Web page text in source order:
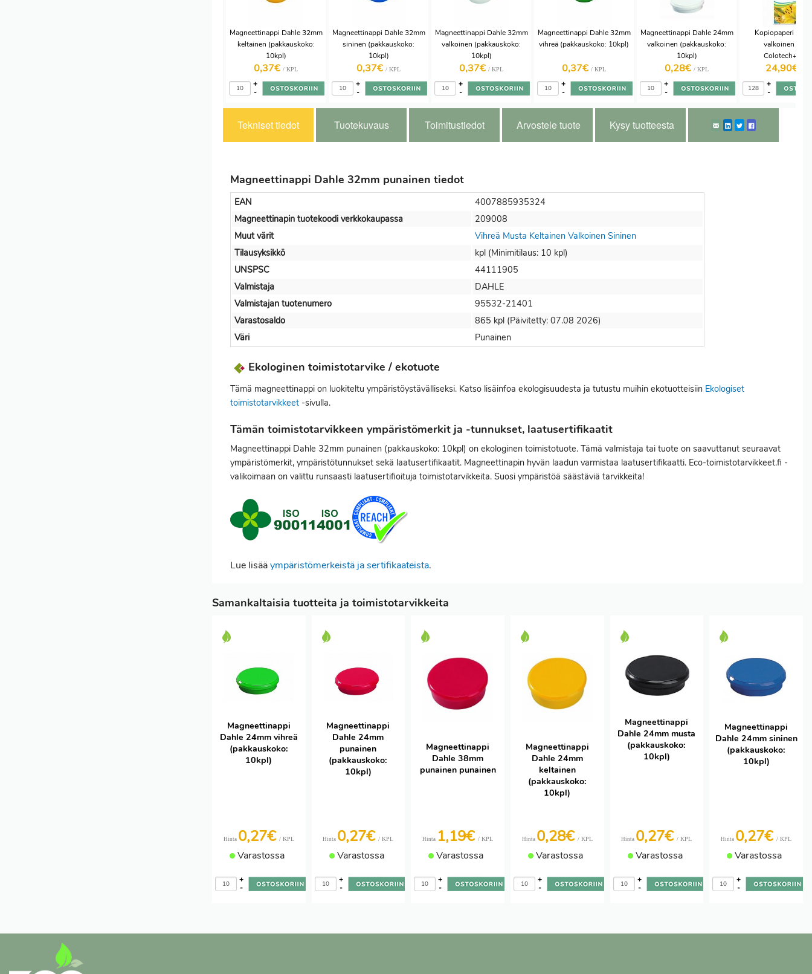
Magneettinappi Dahle 32mm
keltainen (pakkauskoko:
10kpl)
0,37€ / KPL
-
+
Magneettinappi Dahle 32mm
sininen (pakkauskoko:
10kpl)
0,37€ / KPL
-
+
Magneettinappi Dahle 32mm
valkoinen (pakkauskoko:
10kpl)
0,37€ / KPL
-
+
Magneettinappi Dahle 32mm
vihreä (pakkauskoko: 10kpl)
0,37€ / KPL
-
+
Magneettinappi Dahle 24mm
valkoinen (pakkauskoko:
10kpl)
0,28€ / KPL
-
+
Kopiopaperi A4
valkoinen
24,90€
-
+
Tekniset tiedot Tuotekuvaus Toimitustiedot Arvostele tuote Kysy tuotteesta
Magneettinappi Dahle 32mm punainen tiedot
EAN
4007885935324
Magneettinapin tuotekoodi verkkokaupassa
209008
Muut värit
Vihreä Musta Keltainen Valkoinen Sininen
Tilausyksikkö
kpl (Minimitilaus: 10 kpl)
UNSPSC
44111905
Valmistaja
DAHLE
Valmistajan tuotenumero
95532-21401
Varastosaldo
865 kpl (Päivitetty: 07.08 2026)
Väri
Punainen
Ekologinen toimistotarvike / ekotuote
Tämä magneettinappi on luokiteltu ympäristöystävälliseksi. Katso lisäinfoa ekologisuudesta ja tutustu muihin ekotuotteisiin Ekologiset
toimistotarvikkeet -sivulla.
Tämän toimistotarvikkeen ympäristömerkit ja -tunnukset, laatusertifikaatit
Magneettinappi Dahle 32mm punainen (pakkauskoko: 10kpl) on ekologinen toimistotuote. Tämä valmistaja tai tuote on saavuttanut seuraavat
ympäristömerkit, ympäristötunnukset sekä laatusertifikaatit. Magneettinapin hyvän laadun varmistaa laatusertifikaatti. Eco-toimistotarvikkeet.fi -
valikoimaan on valittu runsaasti laatusertifioituja toimistotarvikkeita. Suosi ympäristöä säästäviä tarvikkeita!
Lue lisääympäristömerkeistä ja sertifikaateista.
Samankaltaisia tuotteita ja toimistotarvikkeita
Magneettinappi
Dahle 24mm vihreä
(pakkauskoko:
10kpl)
Hinta 0,27€ / KPL
Varastossa
-
+
Magneettinappi
Dahle 24mm
punainen
(pakkauskoko:
10kpl)
Hinta 0,27€/ KPL
Varastossa
-
+
Magneettinappi
Dahle 38mm
punainen punainen
Hinta 1,19€/ KPL
Varastossa
-
+
Magneettinappi
Dahle 24mm
keltainen
(pakkauskoko:
10kpl)
Hinta 0,28€ / KPL
Varastossa
-
+
Magneettinappi
Dahle 24mm musta
(pakkauskoko:
10kpl)
Hinta 0,27€/ KPL
Varastossa
-
+
Magneettinappi
Dahle 24mm sininen
(pakkauskoko:
10kpl)
Hinta 0,27€/ KPL
Varastossa
-
+